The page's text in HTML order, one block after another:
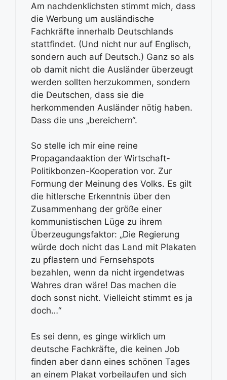
Am nachdenklichsten stimmt mich, dass
die Werbung um ausländische
Fachkräfte innerhalb Deutschlands
stattfindet. (Und nicht nur auf Englisch,
sondern auch auf Deutsch.) Ganz so als
ob damit nicht die Ausländer überzeugt
werden sollten herzukommen, sondern
die Deutschen, dass sie die
herkommenden Ausländer nötig haben.
Dass die uns „bereichern“.
So stelle ich mir eine reine
Propagandaaktion der Wirtschaft-
Politikbonzen-Kooperation vor. Zur
Formung der Meinung des Volks. Es gilt
die hitlersche Erkenntnis über den
Zusammenhang der größe einer
kommunistischen Lüge zu ihrem
Überzeugungsfaktor: „Die Regierung
würde doch nicht das Land mit Plakaten
zu pflastern und Fernsehspots
bezahlen, wenn da nicht irgendetwas
Wahres dran wäre! Das machen die
doch sonst nicht. Vielleicht stimmt es ja
doch…“
Es sei denn, es ginge wirklich um
deutsche Fachkräfte, die keinen Job
finden aber dann eines schönen Tages
an einem Plakat vorbeilaufen und sich